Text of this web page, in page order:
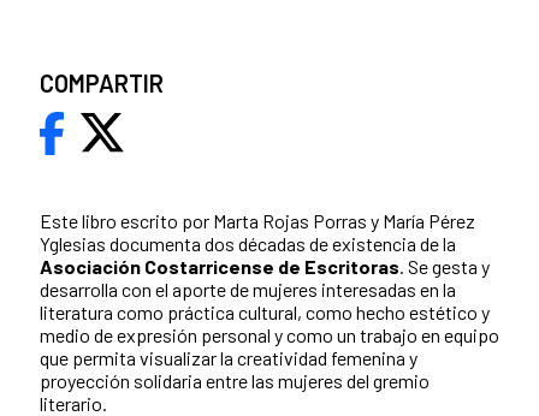
Este libro escrito por Marta Rojas Porras y María Pérez
Yglesias documenta dos décadas de existencia de la
Asociación Costarricense de Escritoras . Se gesta y
desarrolla con el aporte de mujeres interesadas en la
literatura como práctica cultural, como hecho estético y
medio de expresión personal y como un trabajo en equipo
que permita visualizar la creatividad femenina y
proyección solidaria entre las mujeres del gremio
literario.
COMPARTIR